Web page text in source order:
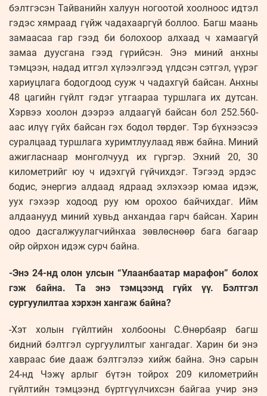
бэлтгэсэн Тайванийн халуун ногоотой хоолноос идтэл
гэдэс хямраад гүйж чадахааргүй боллоо. Багш маань
замаасаа гар гээд би болохоор алхаад ч хамаагүй
замаа дуусгана гээд гүрийсэн. Энэ миний анхны
тэмцээн, надад итгэл хүлээлгээд үлдсэн сэтгэл, үүрэг
хариуцлага бодогдоод сууж ч чадахгүй байсан. Анхны
48 цагийн гүйлт гэдэг утгаараа туршлага их дутсан.
Хэрвээ хоолон дээрээ алдаагүй байсан бол 252.560-
аас илүү гүйх байсан гэх бодол төрдөг. Тэр бүхнээсээ
суралцаад туршлага хуримтлуулаад явж байна. Миний
ажигласнаар монголчууд их гүргэр. Эхний 20, 30
километрийг юу ч идэхгүй гүйчихдэг. Тэгээд эрдэс
бодис, энергиэ алдаад ядраад эхлэхээр юмаа идэж,
уух гэхээр ходоод руу юм орохоо байчихдаг. Ийм
алдаанууд миний хувьд анхандаа гарч байсан. Харин
одоо дасгалжуулагчийнхаа зөвлөснөөр бага багаар
ойр ойрхон идэж сурч байна.
-Энэ 24-нд олон улсын “Улаанбаатар марафон” болох
гэж байна. Та энэ тэмцээнд гүйх үү. Бэлтгэл
сургуулилтаа хэрхэн хангаж байна?
-Хэт холын гүйлтийн холбооны С.Өнөрбаяр багш
бидний бэлтгэл сургуулилтыг хангадаг. Харин би энэ
хавраас бие дааж бэлтгэлээ хийж байна. Энэ сарын
24-нд Чэжү арлыг бүтэн тойрох 209 километрийн
гүйлтийн тэмцээнд бүртгүүлчихсэн байгаа учир энэ